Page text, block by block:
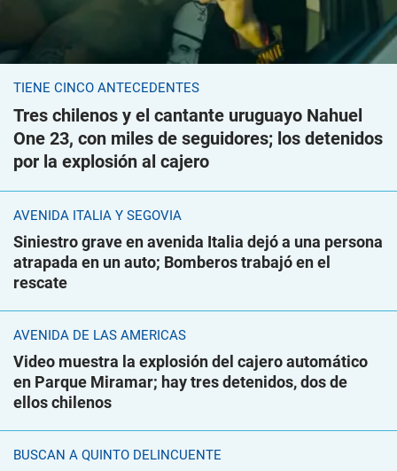
TIENE CINCO ANTECEDENTES
Tres chilenos y el cantante uruguayo Nahuel
One 23, con miles de seguidores; los detenidos
por la explosión al cajero
AVENIDA ITALIA Y SEGOVIA
Siniestro grave en avenida Italia dejó a una persona
atrapada en un auto; Bomberos trabajó en el
rescate
AVENIDA DE LAS AMÉRICAS
Video muestra la explosión del cajero automático
en Parque Miramar; hay tres detenidos, dos de
ellos chilenos
BUSCAN A QUINTO DELINCUENTE